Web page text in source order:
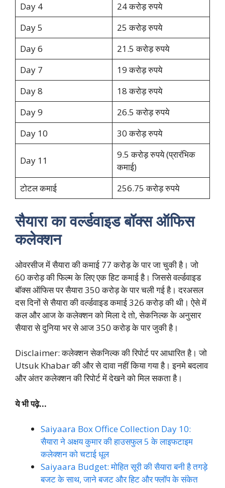
Day 4
24 करोड़ रुपये
Day 5
25 करोड़ रुपये
Day 6
21.5 करोड़ रुपये
Day 7
19 करोड़ रुपये
Day 8
18 करोड़ रुपये
Day 9
26.5 करोड़ रुपये
Day 10
30 करोड़ रुपये
Day 11
9.5 करोड़ रुपये (प्रारंभिक
कमाई)
टोटल कमाई
256.75 करोड़ रुपये
सैयारा का वर्ल्डवाइड बॉक्स ऑफिस
कलेक्शन
ओवरसीज में सैयारा की कमाई 77 करोड़ के पार जा चुकी है। जो
60 करोड़ की फिल्म के लिए एक हिट कमाई है। जिससे वर्ल्डवाइड
बॉक्स ऑफिस पर सैयारा 350 करोड़ के पार चली गई है। दरअसल
दस दिनों से सैयारा की वर्ल्डवाइड कमाई 326 करोड़ की थी। ऐसे में
कल और आज के कलेक्शन को मिला दे तो, सेकनिल्क के अनुसार
सैयारा से दुनिया भर से आज 350 करोड़ के पार जुकी है।
Disclaimer: कलेक्शन सेकनिल्क की रिपोर्ट पर आधारित है। जो
Utsuk Khabar की और से दावा नहीं किया गया है। इनमे बदलाव
और अंतर कलेक्शन की रिपोर्ट में देखने को मिल सकता है।
ये भी पढ़े…
Saiyaara Box Office Collection Day 10:
सैयारा ने अक्षय कुमार की हाउसफुल 5 के लाइफटाइम
कलेक्शन को चटाई धूल
Saiyaara Budget: मोहित सूरी की सैयारा बनी है तगड़े
बजट के साथ, जाने बजट और हिट और फ्लॉप के संकेत